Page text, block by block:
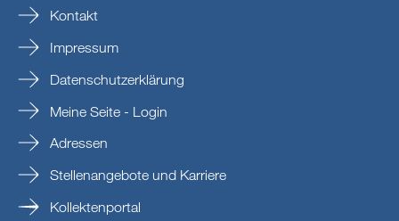
Kontakt
Impressum
Datenschutzerklärung
Meine Seite - Login
Adressen
Stellenangebote und Karriere
Kollektenportal